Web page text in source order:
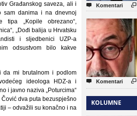
Građanskog saveza, ali i
sam danima i na dnevnoj
„Kopile obrezano“,
„Dođi balija u Hrvatsku
i sljedbenici UZP-a
odsustvom bilo kakve
da mi brutalnom i podlom
ideologa HDZ-a i
i javno naziva „Poturcima“
dva puta bezuspješno
– odvažili su konačno i na
 Komentari 
 Komentari 
KOLUMNE